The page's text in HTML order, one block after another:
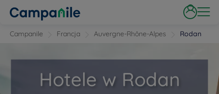
Campanile Francja Auvergne-Rhône-Alpes Rodan
Hotele w Rodan